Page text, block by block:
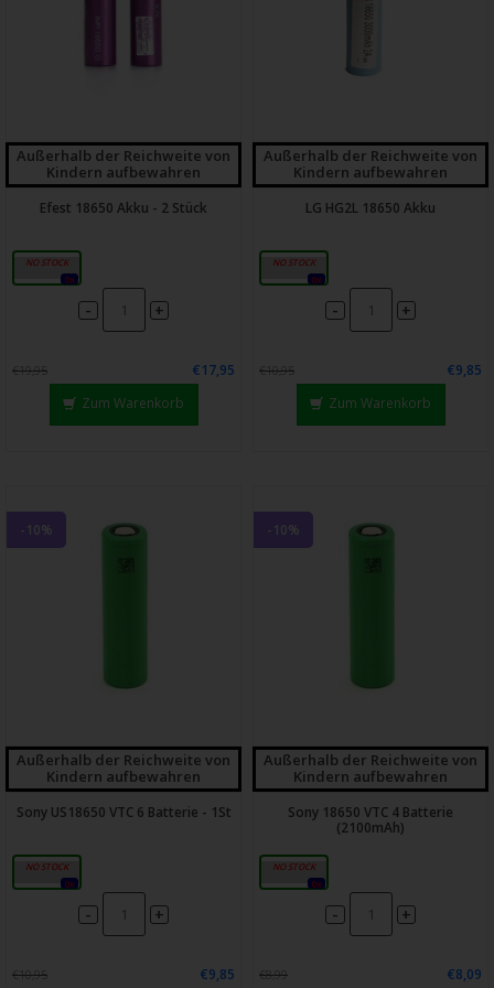
Außerhalb der Reichweite von
Kindern aufbewahren
Efest 18650 Akku - 2 Stück
2600mAh
0x
- +
€19,95
€17,95
Zum Warenkorb
Außerhalb der Reichweite von
Kindern aufbewahren
LG HG2L 18650 Akku
3000mAh
0x
- +
€10,95
€9,85
Zum Warenkorb
-10%
Außerhalb der Reichweite von
Kindern aufbewahren
Sony US18650 VTC 6 Batterie - 1St
3000mAh
0x
- +
€10,95 €9,85
-10%
Außerhalb der Reichweite von
Kindern aufbewahren
Sony 18650 VTC 4 Batterie
(2100mAh)
2100mAh
0x
- +
€8,99 €8,09